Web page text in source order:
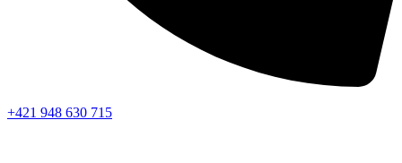
+421 948 630 715